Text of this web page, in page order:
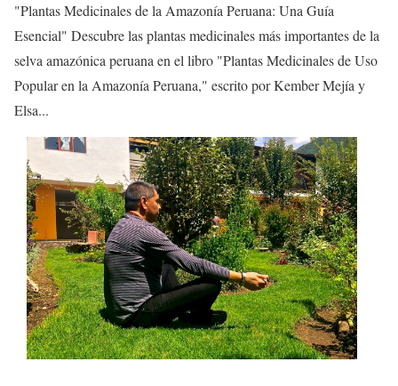
"Plantas Medicinales de la Amazonía Peruana: Una Guía
Esencial" Descubre las plantas medicinales más importantes de la
selva amazónica peruana en el libro "Plantas Medicinales de Uso
Popular en la Amazonía Peruana," escrito por Kember Mejía y
Elsa...